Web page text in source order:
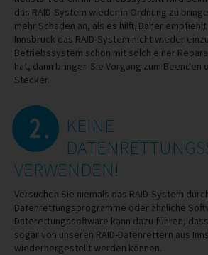
das RAID-System wieder in Ordnung zu
mehr Schaden an, als es hilft. Daher
Innsbruck das RAID-System nicht wieder
Betriebssystem schon mit solch einer
hat, dann bringen Sie Vorgang zum Beenden
Stecker.
KEINE
VERWENDEN!
Versuchen Sie niemals das RAID-System
Datenrettungsprogramme oder ähnliche
Daterettungssoftware kann dazu führen, dass
sogar von unseren RAID-Datenrettern aus
wiederhergestellt werden können.